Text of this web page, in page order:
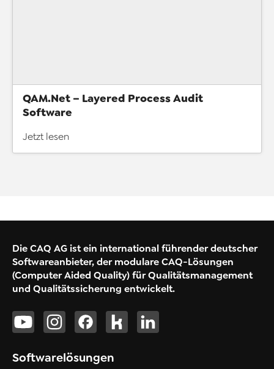
QAM.Net – Layered Process Audit
Software
Jetzt lesen
Die CAQ AG ist ein international führender deutscher
Softwareanbieter, der modulare CAQ-Lösungen
(Computer Aided Quality) für Qualitätsmanagement
und Qualitätssicherung entwickelt.
Softwarelösungen